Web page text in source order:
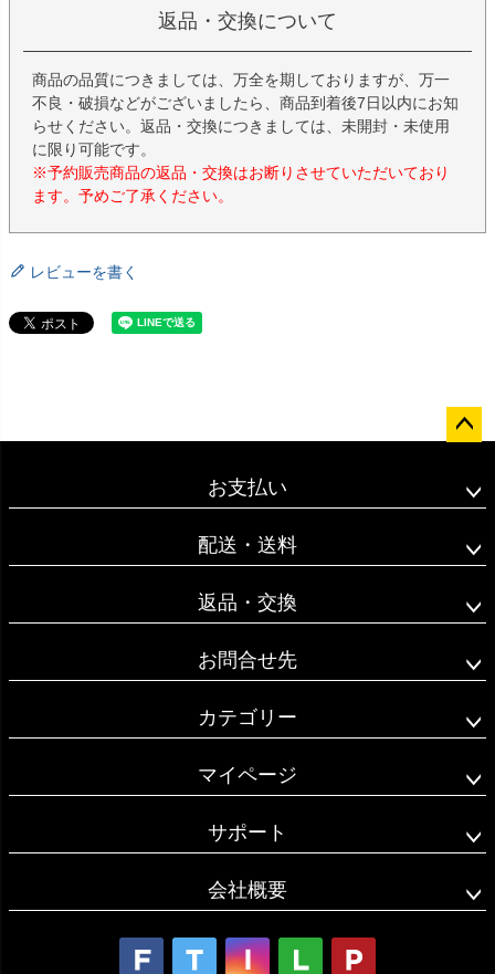
返品・交換について
商品の品質につきましては、万全を期しておりますが、万一
不良・破損などがございましたら、商品到着後7日以内にお知
らせください。返品・交換につきましては、未開封・未使用
に限り可能です。
※予約販売商品の返品・交換はお断りさせていただいており
ます。予めご了承ください。
レビューを書く
ップ
お支払い
配送・送料
返品・交換
お問合せ先
カテゴリー
マイページ
サポート
会社概要